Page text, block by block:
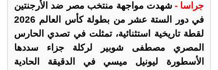
جراسا - شهدت مواجهة منتخب مصر ضد الأرجنتين
في دور الستة عشر من بطولة كأس العالم 2026
لقطة تاريخية استثنائية، تمثلت في تصدي الحارس
المصري مصطفى شوبير لركلة جزاء سددها
الأسطورة ليونيل ميسي في الدقيقة الحادية